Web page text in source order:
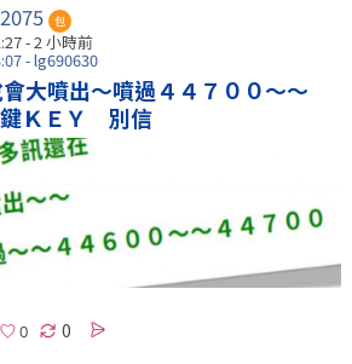
包
-2 小時前
- lg690630
大噴出～噴過４４７００～～
鍵ＫＥＹ 別信
0